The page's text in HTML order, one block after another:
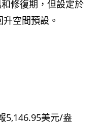
修復期，但設定於
空間預設。
5,146.95美元/盎